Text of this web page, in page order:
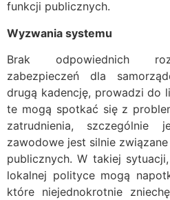
funkcji publicznych.
Wyzwania systemu
Brak odpowiednich
zabezpieczeń dla
drugą kadencję, prowadzi do
te mogą spotkać się z
zatrudnienia, szczególnie
zawodowe jest silnie
publicznych. W takiej
lokalnej polityce mogą
które niejednokrotnie